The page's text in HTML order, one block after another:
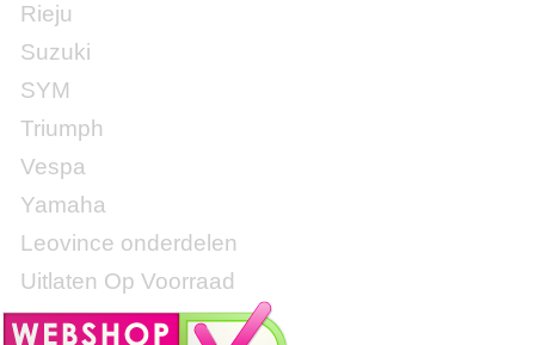
Rieju
Suzuki
SYM
Triumph
Vespa
Yamaha
Leovince onderdelen
Uitlaten Op Voorraad